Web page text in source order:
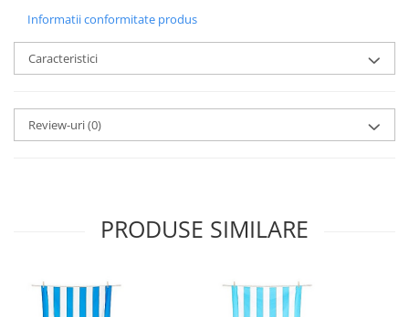
Informatii conformitate produs
Caracteristici
Review-uri(0)
PRODUSE SIMILARE